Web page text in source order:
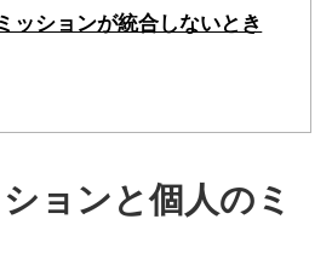
ッションが統合しないとき
ョンと個人のミ